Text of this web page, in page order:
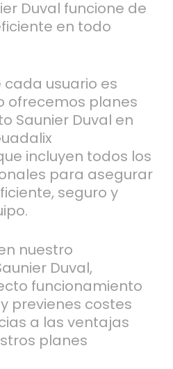
Duval funcione de
en todo
usuario es
ofrecemos planes
Saunier Duval en
incluyen todos los
para asegurar
seguro y
nuestro
Duval,
funcionamiento
previenes costes
a las ventajas
planes